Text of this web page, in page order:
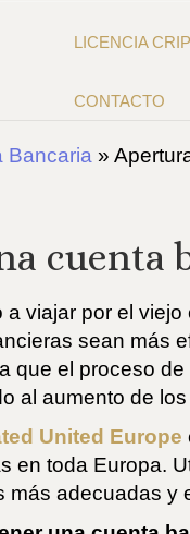
LICENCIA
CONTACTO
Bancaria »
cuenta
viajar por el
sean más
que el proceso
al aumento de
United Europe
en toda Europa.
más adecuadas